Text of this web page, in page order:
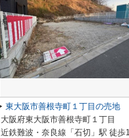
東大阪市善根寺町１丁目の売地
大阪府東大阪市善根寺町１丁目
近鉄難波・奈良線「石切」駅 徒歩